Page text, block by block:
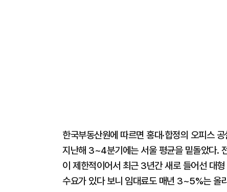
한국부동산원에 따르면 홍대·합정의 오피스
지난해 3~4분기에는 서울 평균을 밑돌았다.
이 제한적이어서 최근 3년간 새로 들어선 대
수요가 있다 보니 임대료도 매년 3~5%는 올